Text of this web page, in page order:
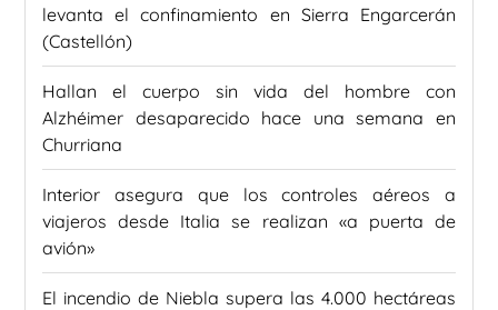
levanta el confinamiento en Sierra Engarcerán
(Castellón)
Hallan el cuerpo sin vida del hombre con
Alzhéimer desaparecido hace una semana en
Churriana
Interior asegura que los controles aéreos a
viajeros desde Italia se realizan «a puerta de
avión»
El incendio de Niebla supera las 4.000 hectáreas